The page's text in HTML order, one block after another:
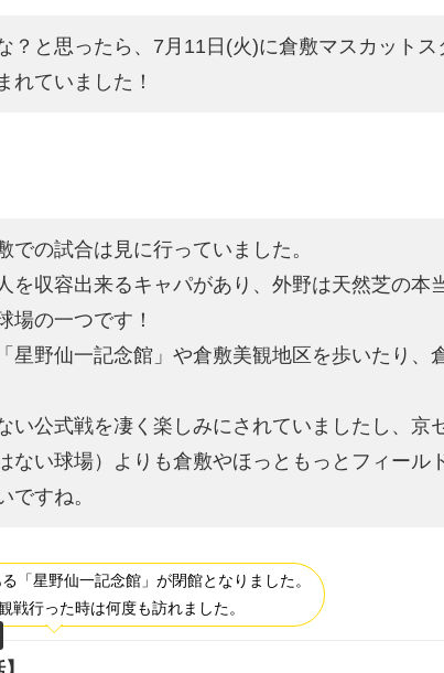
？と思ったら、7月11日(火)に倉敷マスカットス
れていました！
での試合は見に行っていました。
を収容出来るキャパがあり、外野は天然芝の本
場の一つです！
星野仙一記念館」や倉敷美観地区を歩いたり、
い公式戦を凄く楽しみにされていましたし、京
ない球場）よりも倉敷やほっともっとフィール
ですね。
「星野仙一記念館」が閉館となりました。
戦行った時は何度も訪れました。